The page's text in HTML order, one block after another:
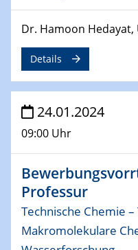
"Integrated Quantum
07.05.2024
SFB/TRR 270
auf Übergang auf
"Thermal relaxation
systems"
08.05.2024
Physikalisches
Dr. Hamoon
Details
24.01.2024
09:00 Uhr
Professur
Technische Chemie –
Makromolekulare